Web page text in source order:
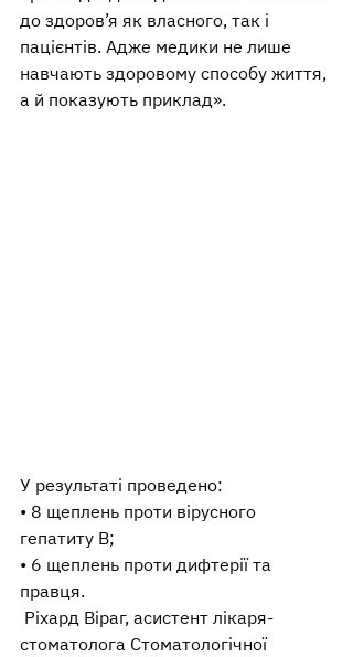
до здоров’я як власного, так і
пацієнтів. Адже медики не лише
навчають здоровому способу життя,
а й показують приклад».
У результаті проведено:
• 8 щеплень проти вірусного
гепатиту В;
• 6 щеплень проти дифтерії та
правця.
Ріхард Віраг, асистент лікаря-
стоматолога Стоматологічної